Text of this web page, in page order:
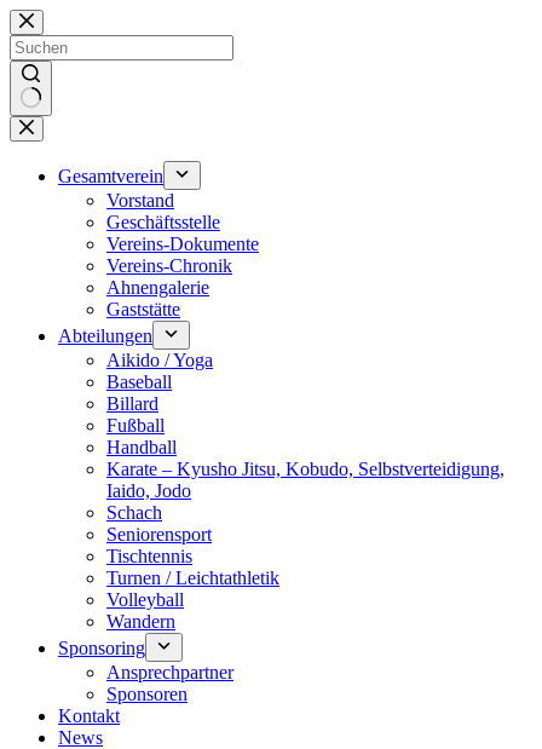
Zum
Inhalt
springen
Keine
Ergebnisse
Gesamtverein
Vorstand
Geschäftsstelle
Vereins-Dokumente
Vereins-Chronik
Ahnengalerie
Gaststätte
Abteilungen
Aikido / Yoga
Baseball
Billard
Fußball
Handball
Karate – Kyusho Jitsu, Kobudo, Selbstverteidigung,
Iaido, Jodo
Schach
Seniorensport
Tischtennis
Turnen / Leichtathletik
Volleyball
Wandern
Sponsoring
Ansprechpartner
Sponsoren
Kontakt
News